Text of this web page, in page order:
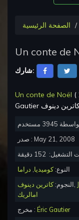
الصفحة الرئيسية
Un conte de
شارك:
Un conte de Noël (
Gautier
3945 مستخدم
صدر : May 21, 2008
التشغيل: 152
النوع:كوميديا دراما
النجوم:كاترين دينوف
امالريك
مخرج : Éric Gautier